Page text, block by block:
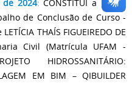
2024: CONSTITUI a Banca
de Conclusão de Curso -
THAÍS FIGUEIREDO DE
Civil (Matrícula UFAM -
HIDROSSANITÁRIO:
EM BIM – QIBUILDER